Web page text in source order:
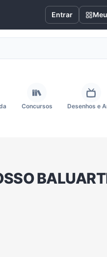
Entrar
Concursos